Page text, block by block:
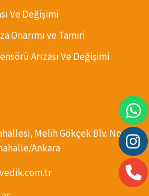
Ve Değişimi
Onarımı ve Tamiri
Arızası Ve Değişimi
Melih Gökçek Blv. No:88-
Ankara